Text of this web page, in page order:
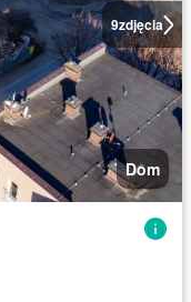
9zdjęcia
Dom